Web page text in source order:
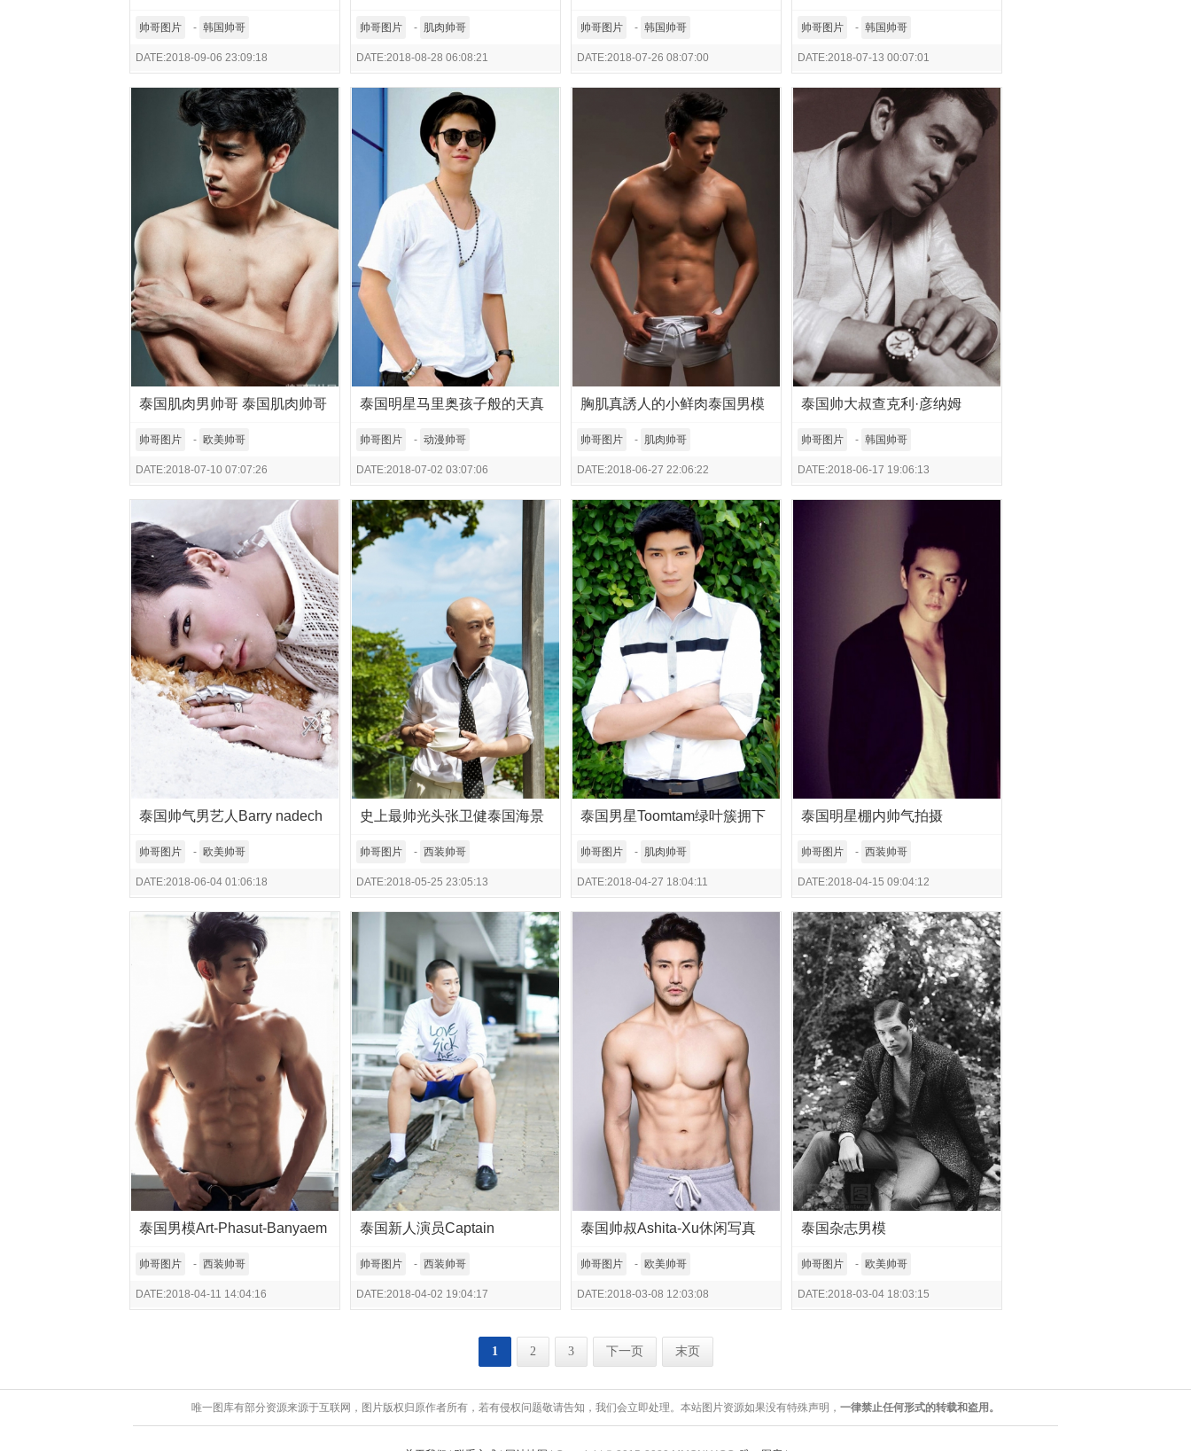
全
帅哥图片 - 韩国帅哥
DATE:2018-09-06 23:09:18
帅哥图片 - 肌肉帅哥
DATE:2018-08-28 06:08:21
双全型男气质爆棚
帅哥图片 - 韩国帅哥
DATE:2018-07-26 08:07:00
帅哥图片 - 韩国帅哥
DATE:2018-07-13 00:07:01
泰国肌肉男帅哥 泰国肌肉帅哥
图片 泰国猛男秀
帅哥图片 - 欧美帅哥
DATE:2018-07-10 07:07:26
泰国明星马里奥孩子般的天真
无邪
帅哥图片 - 动漫帅哥
DATE:2018-07-02 03:07:06
胸肌真誘人的小鲜肉泰国男模
帅哥图片 - 肌肉帅哥
DATE:2018-06-27 22:06:22
泰国帅大叔查克利·彦纳姆
帅哥图片 - 韩国帅哥
DATE:2018-06-17 19:06:13
泰国帅气男艺人Barry nadech
帅哥图片 - 欧美帅哥
DATE:2018-06-04 01:06:18
史上最帅光头张卫健泰国海景
写真
帅哥图片 - 西装帅哥
DATE:2018-05-25 23:05:13
泰国男星Toomtam绿叶簇拥下
的美男子
帅哥图片 - 肌肉帅哥
DATE:2018-04-27 18:04:11
泰国明星棚内帅气拍摄
帅哥图片 - 西装帅哥
DATE:2018-04-15 09:04:12
泰国男模Art-Phasut-Banyaem
结实肌肉展现暹罗型男魅力
帅哥图片 - 西装帅哥
DATE:2018-04-11 14:04:16
泰国新人演员Captain
帅哥图片 - 西装帅哥
DATE:2018-04-02 19:04:17
泰国帅叔Ashita-Xu休闲写真
帅哥图片 - 欧美帅哥
DATE:2018-03-08 12:03:08
泰国杂志男模
帅哥图片 - 欧美帅哥
DATE:2018-03-04 18:03:15
1 2 3 下一页 末页
唯一图库有部分资源来源于互联网，图片版权归原作者所有，若有侵权问题敬请告知，我们会立即处理。本站图片资源如果没有特殊声明， 一律禁止任何形式的转载和盗用。